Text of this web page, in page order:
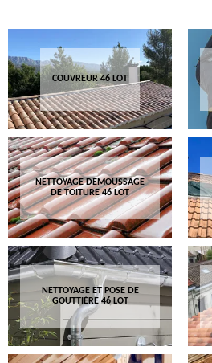
COUVREUR 46 LOT
NETTOYAGE DEMOUSSAGE
DE TOITURE 46 LOT
NETTOYAGE ET POSE DE
GOUTTIÈRE 46 LOT